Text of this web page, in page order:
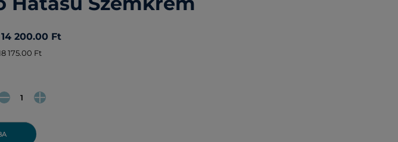
200.00 Ft
175.00 Ft